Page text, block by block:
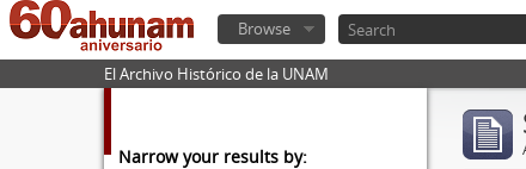
Browse
El Archivo Histórico de la UNAM
Narrow your results by: